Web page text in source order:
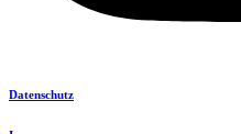
Datenschutz